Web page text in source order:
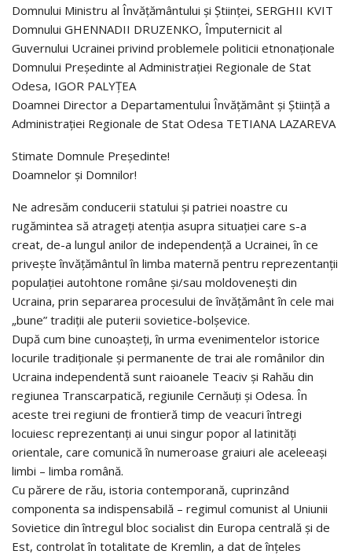
Domnului Ministru al Învăţământului şi Ştiinţei, SERGHII KVIT
Domnului GHENNADII DRUZENKO, Împuternicit al
Guvernului Ucrainei privind problemele politicii etnonaţionale
Domnului Preşedinte al Administraţiei Regionale de Stat
Odesa, IGOR PALYŢEA
Doamnei Director a Departamentului Învăţământ şi Ştiinţă a
Administraţiei Regionale de Stat Odesa TETIANA LAZAREVA
Stimate Domnule Preşedinte!
Doamnelor şi Domnilor!
Ne adresăm conducerii statului şi patriei noastre cu
rugămintea să atrageţi atenţia asupra situaţiei care s-a
creat, de-a lungul anilor de independenţă a Ucrainei, în ce
priveşte învăţământul în limba maternă pentru reprezentanţii
populaţiei autohtone române şi/sau moldoveneşti din
Ucraina, prin separarea procesului de învăţământ în cele mai
„bune” tradiţii ale puterii sovietice-bolşevice.
După cum bine cunoaşteţi, în urma evenimentelor istorice
locurile tradiţionale şi permanente de trai ale românilor din
Ucraina independentă sunt raioanele Teaciv şi Rahău din
regiunea Transcarpatică, regiunile Cernăuţi şi Odesa. În
aceste trei regiuni de frontieră timp de veacuri întregi
locuiesc reprezentanţi ai unui singur popor al latinităţi
orientale, care comunică în numeroase graiuri ale aceleeaşi
limbi – limba română.
Cu părere de rău, istoria contemporană, cuprinzând
componenta sa indispensabilă – regimul comunist al Uniunii
Sovietice din întregul bloc socialist din Europa centrală şi de
Est, controlat în totalitate de Kremlin, a dat de înţeles